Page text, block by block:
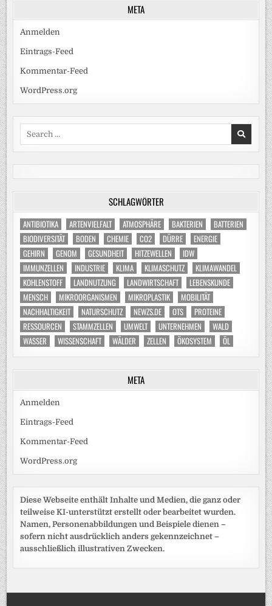
META
Anmelden
Eintrags-Feed
Kommentar-Feed
WordPress.org
Search
SCHLAGWÖRTER
ANTIBIOTIKA ARTENVIELFALT ATMOSPHÄRE BAKTERIEN
BATTERIEN
BIODIVERSITÄT
BODEN CHEMIE CO2 DÜRRE
ENERGIE
GEHIRN
GENOM GESUNDHEIT HITZEWELLEN
IDW
IMMUNZELLEN
INDUSTRIE KLIMA KLIMASCHUTZ
KLIMAWANDEL
KOHLENSTOFF
LANDNUTZUNG LANDWIRTSCHAFT
LEBENSKUNDE
MENSCH
MIKROORGANISMEN MIKROPLASTIK
MOBILITÄT
NACHHALTIGKEIT
NATURSCHUTZ NEWZS.DE OTS
PROTEINE
RESSOURCEN
STAMMZELLEN UMWELT UNTERNEHMEN
WALD
WASSER
WISSENSCHAFT WÄLDER ZELLEN ÖKOSYSTEM ÖL
META
Anmelden
Eintrags-Feed
Kommentar-Feed
WordPress.org
Diese Webseite enthält Inhalte und Medien, die ganz oder
teilweise KI-unterstützt erstellt oder bearbeitet wurden.
Namen, Personenabbildungen und Beispiele dienen –
sofern nicht ausdrücklich anders gekennzeichnet –
ausschließlich illustrativen Zwecken.